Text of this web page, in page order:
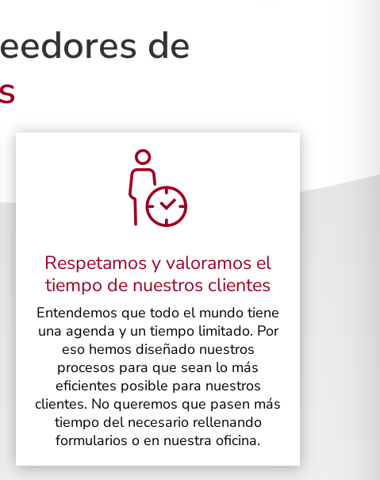
de
Respetamos y valoramos el
tiempo de nuestros clientes
Entendemos que todo el mundo tiene
una agenda y un tiempo limitado. Por
eso hemos diseñado nuestros
procesos para que sean lo más
eficientes posible para nuestros
clientes. No queremos que pasen más
tiempo del necesario rellenando
formularios o en nuestra oficina.